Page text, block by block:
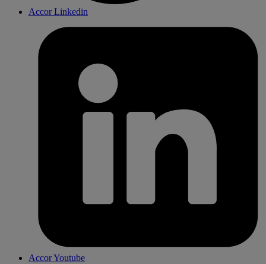
Accor Linkedin
Accor Youtube